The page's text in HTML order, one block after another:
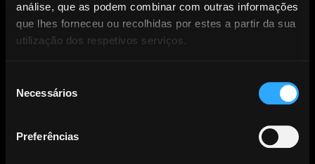
análise, que as podem combinar com outras informações
que lhes forneceu ou recolhidas por estes a partir da sua
utilização dos respetivos serviços.
Necessários
Preferências
NOTÍCIAS
para ver